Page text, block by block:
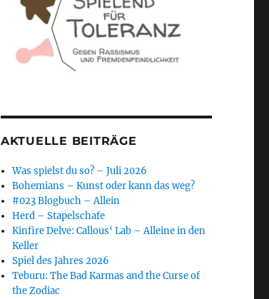
AKTUELLE BEITRÄGE
Was spielst du so? – Juli 2026
Bohemians – Kunst oder kann das weg?
#023 Blogbuch – Allein
Herd – Stapelschafe
Kinfire Delve: Callous‘ Lab – Alleine in den
Keller
Spiel des Jahres 2026
Teburu: The Bad Karmas and the Curse of
the Zodiac